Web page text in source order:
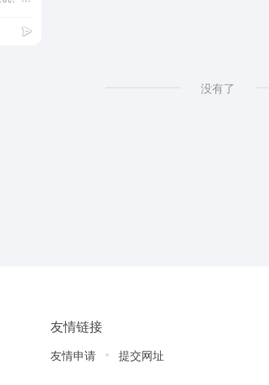
没有了
友情链接
友情申请 提交网址